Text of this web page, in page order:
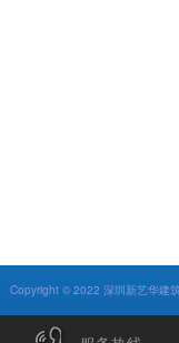
Copyright © 2022 深圳新艺华建